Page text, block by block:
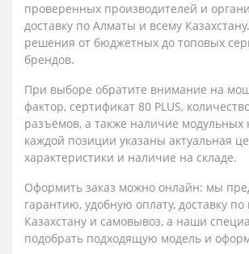
проверенных производителей и
доставку по Алматы и всему
решения от бюджетных до топовых
брендов.
При выборе обратите внимание на
фактор, сертификат 80 PLUS,
разъёмов, а также наличие модульных
каждой позиции указаны актуальная
характеристики и наличие на складе.
Оформить заказ можно онлайн: мы
гарантию, удобную оплату, доставку по
Казахстану и самовывоз, а наши
подобрать подходящую модель и